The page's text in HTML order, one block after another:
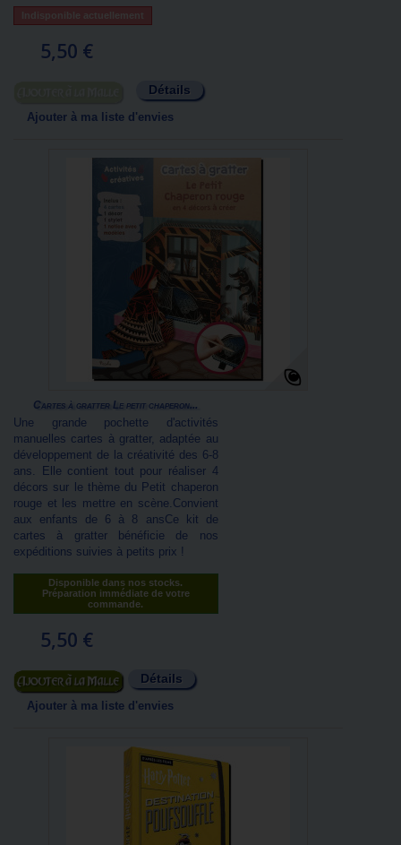
Indisponible actuellement
5,50 €
Détails
Ajouter à ma liste d'envies
Cartes à gratter Le petit chaperon...
Une grande pochette d'activités
manuelles cartes à gratter, adaptée au
développement de la créativité des 6-8
ans. Elle contient tout pour réaliser 4
décors sur le thème du Petit chaperon
rouge et les mettre en scène.Convient
aux enfants de 6 à 8 ansCe kit de
cartes à gratter bénéficie de nos
expéditions suivies à petits prix !
Disponible dans nos stocks.
Préparation immédiate de votre
commande.
5,50 €
Ajouter au panier Détails
Ajouter à ma liste d'envies